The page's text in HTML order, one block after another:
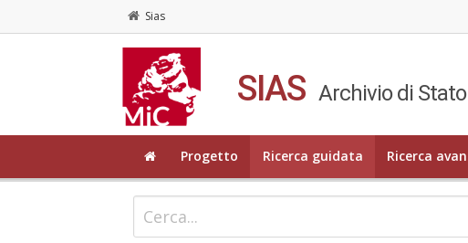
Sias
SIAS Archivio di
Progetto Ricerca guidata Ricerca